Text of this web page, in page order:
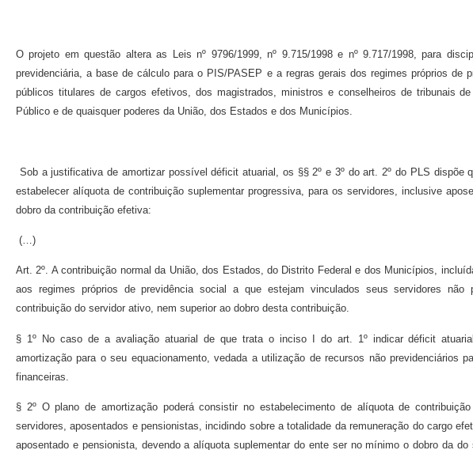
O projeto em questão altera as Leis nº 9796/1999, nº 9.715/1998 e nº 9.717/1998, para
previdenciária, a base de cálculo para o PIS/PASEP e a regras gerais dos regimes próprios de
públicos titulares de cargos efetivos, dos magistrados, ministros e conselheiros de tribunais
Público e de quaisquer poderes da União, dos Estados e dos Municípios.
Sob a justificativa de amortizar possível déficit atuarial, os §§ 2º e 3º do art. 2º do PLS dispõe
estabelecer alíquota de contribuição suplementar progressiva, para os servidores, inclusive
dobro da contribuição efetiva:
(…)
Art. 2º. A contribuição normal da União, dos Estados, do Distrito Federal e dos Municípios,
aos regimes próprios de previdência social a que estejam vinculados seus servidores não
contribuição do servidor ativo, nem superior ao dobro desta contribuição.
§ 1º No caso de a avaliação atuarial de que trata o inciso I do art. 1º indicar déficit
amortização para o seu equacionamento, vedada a utilização de recursos não previdenciários
financeiras.
§ 2º O plano de amortização poderá consistir no estabelecimento de alíquota de
servidores, aposentados e pensionistas, incidindo sobre a totalidade da remuneração do cargo
aposentado e pensionista, devendo a alíquota suplementar do ente ser no mínimo o dobro da do